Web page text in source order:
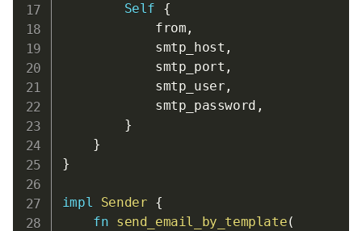
Self
{
            from
,
            smtp_host
,
            smtp_port
,
            smtp_user
,
            smtp_password
,
}
}
}
impl Sender {
fn send_email_by_template(